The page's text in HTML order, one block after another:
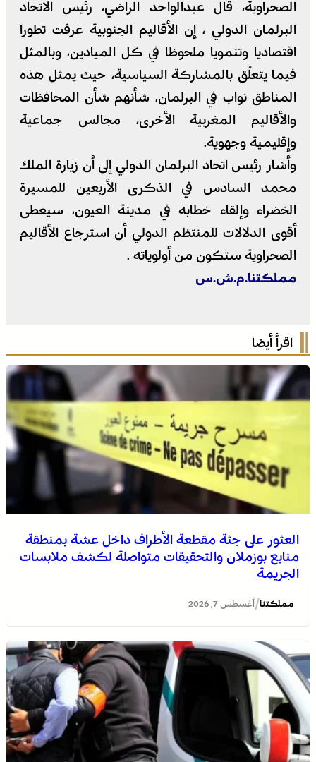
الصحراوية، قال عبدالواحد الراضي، رئيس الاتحاد
البرلمان الدولي ، إن الأقاليم الجنوبية عرفت تطورا
اقتصاديا وتنمويا ملحوظا في كل الميادين، وبالمثل
فيما يتعلّق بالمشاركة السياسية، حيث يمثل هذه
المناطق نواب في البرلمان، شأنهم شأن المحافظات
والأقاليم المغربية الأخرى، مجالس جماعية
وإقليمية وجهوية.
وأشار رئيس اتحاد البرلمان الدولي إلى أن زيارة الملك
محمد السادس في الذكرى الأربعين للمسيرة
الخضراء وإلقاء خطابه في مدينة العيون، سيعطى
أقوى الدلالات للمنتظم الدولي أن استرجاع الأقاليم
الصحراوية ستكون من أولوياته .
مملكتنا.م.ش.س
اقرأ أيضا
العثور على جثة مقطعة الأطراف داخل عشة بمنطقة
منابع بوزملان والتحقيقات متواصلة لكشف ملابسات
الجريمة
مملكتنا/ أغسطس 7, 2026